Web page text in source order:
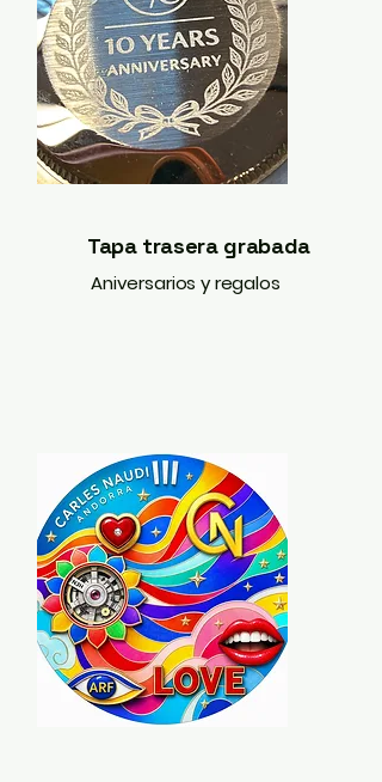
Tapa trasera grabada
Aniversarios y regalos